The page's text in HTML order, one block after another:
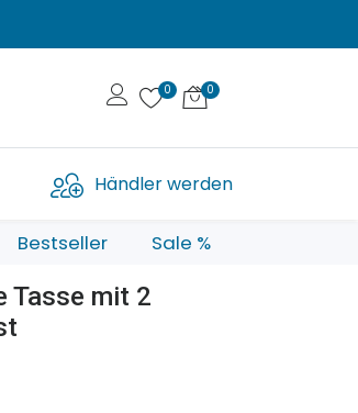
Händler werden
Bestseller Sale %
Tasse mit 2